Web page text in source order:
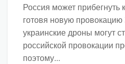
Россия может прибегнуть
готовя новую
украинские дроны могут
российской провокации
поэтому...